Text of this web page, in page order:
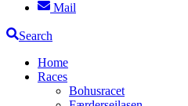
Mail
Search
Home
Races
Bohusracet